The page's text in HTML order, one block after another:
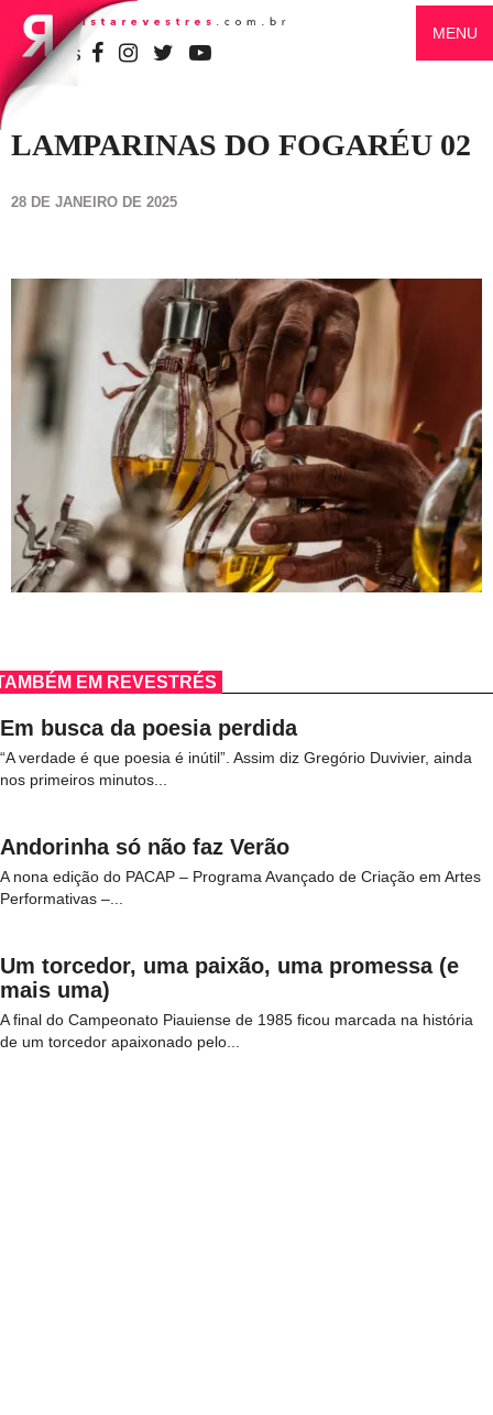
SIGA-NOS
MENU
LAMPARINAS DO FOGARÉU 02
28 DE JANEIRO DE 2025
EM REVESTRÉS
Em busca da poesia perdida
“A verdade é que poesia é inútil”. Assim diz Gregório Duvivier, ainda
nos primeiros minutos...
Andorinha só não faz Verão
A nona edição do PACAP – Programa Avançado de Criação em Artes
Performativas –...
Um torcedor, uma paixão, uma promessa (e
mais uma)
A final do Campeonato Piauiense de 1985 ficou marcada na história
de um torcedor apaixonado pelo...